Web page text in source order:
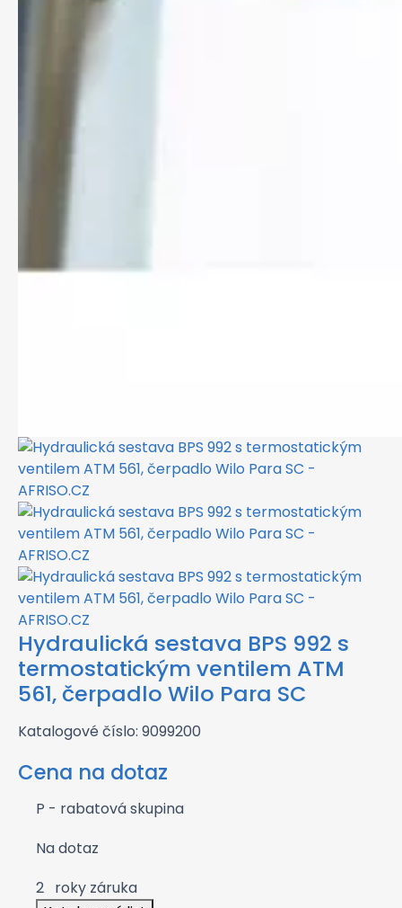
Hydraulická sestava BPS 992 s
termostatickým ventilem ATM
561, čerpadlo Wilo Para SC
Katalogové číslo: 9099200
Cena na dotaz
P - rabatová skupina
Na dotaz
2 roky záruka